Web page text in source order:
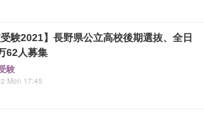
受験2021】長野県公立高校後期選抜、全日
62人募集
験
Mon 17:45